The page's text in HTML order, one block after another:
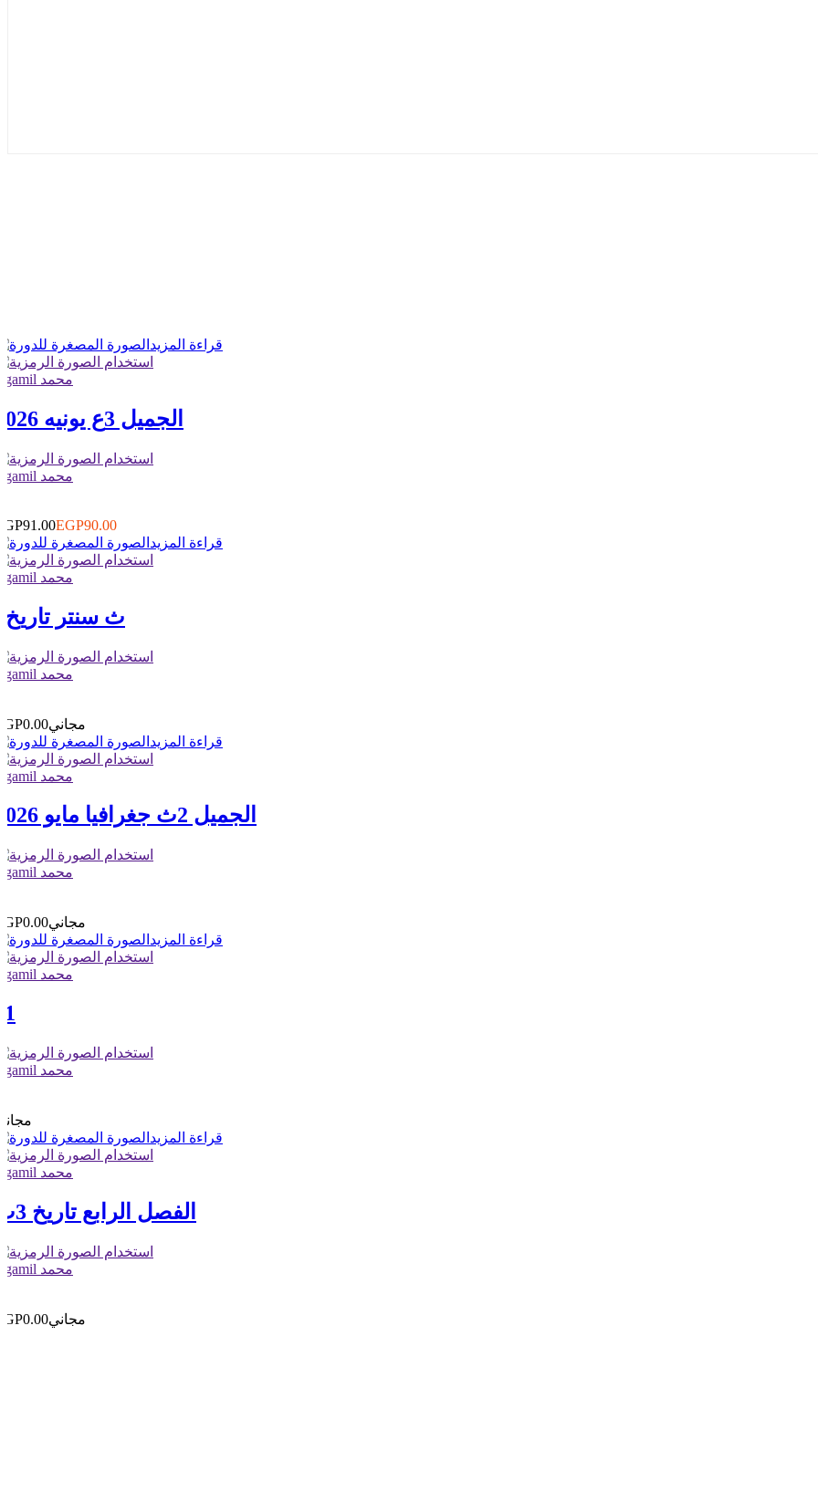
قراءة المزيد
elgamil محمد
الجميل 3ع يونيه 2026
elgamil محمد
EGP90.00
قراءة المزيد
elgamil محمد
3ث سنتر تاريخ
elgamil محمد
مجاني
قراءة المزيد
elgamil محمد
الجميل 2ث جغرافيا مايو 2026
elgamil محمد
مجاني
قراءة المزيد
elgamil محمد
elgamil محمد
قراءة المزيد
elgamil محمد
الفصل الرابع تاريخ 3ث
elgamil محمد
مجاني